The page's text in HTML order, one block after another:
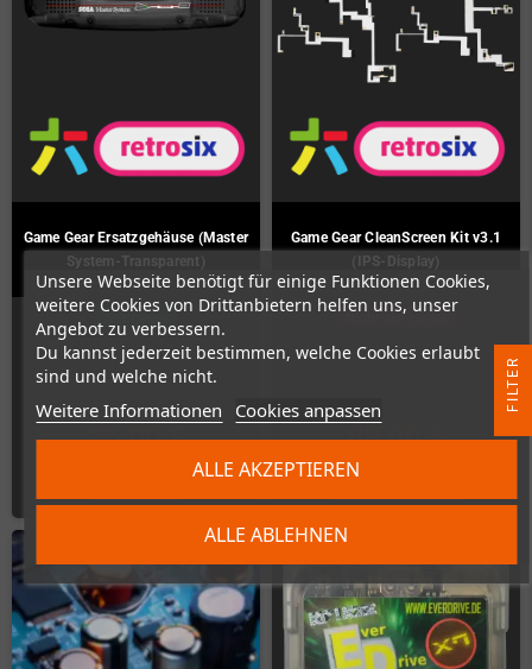
Unsere Webseite benötigt für einige Funktionen Cookies,
weitere Cookies von Drittanbietern helfen uns, unser
Angebot zu verbessern.
Du kannst jederzeit bestimmen, welche Cookies erlaubt
sind und welche nicht.
Weitere Informationen Cookies anpassen
ALLE ABLEHNEN
ALLE AKZEPTIEREN
Game Gear Ersatzgehäuse (Master
System-Transparent)
25,00 €
Game Gear CleanScreen Kit v3.1
(IPS-Display)
Nicht auf Lager
89,00 €
R